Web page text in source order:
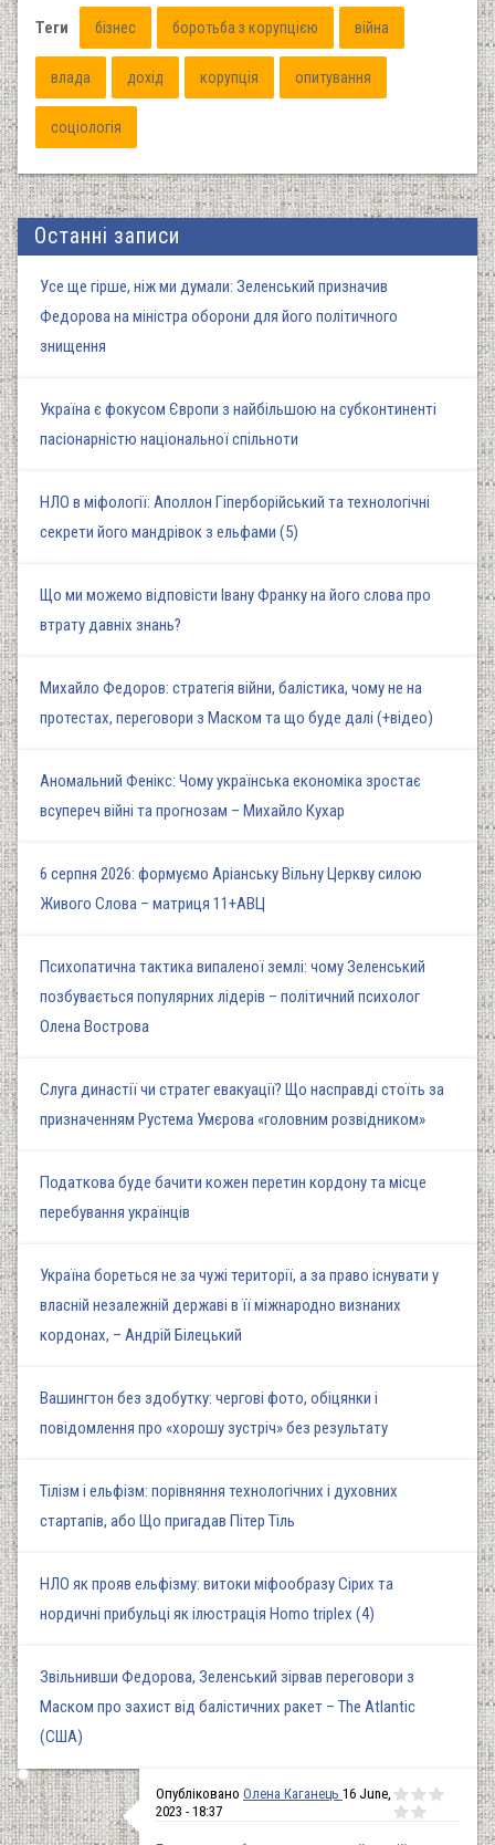
Теги бізнес боротьба з корупцією війна
влада дохід корупція опитування
соціологія
Останні записи
Усе ще гірше, ніж ми думали: Зеленський призначив
Федорова на міністра оборони для його політичного
знищення
Україна є фокусом Європи з найбільшою на субконтиненті
пасіонарністю національної спільноти
НЛО в міфології: Аполлон Гіперборійський та технологічні
секрети його мандрівок з ельфами (5)
Що ми можемо відповісти Івану Франку на його слова про
втрату давніх знань?
Михайло Федоров: стратегія війни, балістика, чому не на
протестах, переговори з Маском та що буде далі (+відео)
Аномальний Фенікс: Чому українська економіка зростає
всупереч війні та прогнозам – Михайло Кухар
6 серпня 2026: формуємо Аріанську Вільну Церкву силою
Живого Слова – матриця 11+АВЦ
Психопатична тактика випаленої землі: чому Зеленський
позбувається популярних лідерів – політичний психолог
Олена Вострова
Слуга династії чи стратег евакуації? Що насправді стоїть за
призначенням Рустема Умєрова «головним розвідником»
Податкова буде бачити кожен перетин кордону та місце
перебування українців
Україна бореться не за чужі території, а за право існувати у
власній незалежній державі в її міжнародно визнаних
кордонах, – Андрій Білецький
Вашингтон без здобутку: чергові фото, обіцянки і
повідомлення про «хорошу зустріч» без результату
Тілізм і ельфізм: порівняння технологічних і духовних
стартапів, або Що пригадав Пітер Тіль
НЛО як прояв ельфізму: витоки міфообразу Сірих та
нордичні прибульці як ілюстрація Homo triplex (4)
Звільнивши Федорова, Зеленський зірвав переговори з
Маском про захист від балістичних ракет – The Atlantic
(США)
Опубліковано Олена Каганець 16 June,
2023 - 18:37